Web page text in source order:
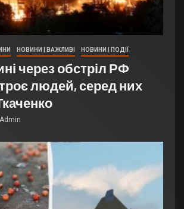
НОВИНИ | ВАЖЛИВІ НОВИНИ | ПОДІЇ
через обстріл РФ
людей, серед них
Admin